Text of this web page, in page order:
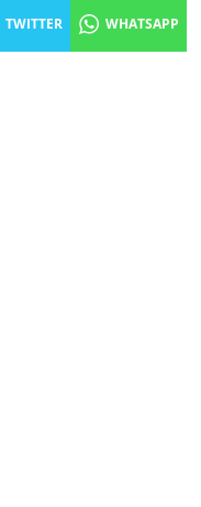
TWITTER WHATSAPP